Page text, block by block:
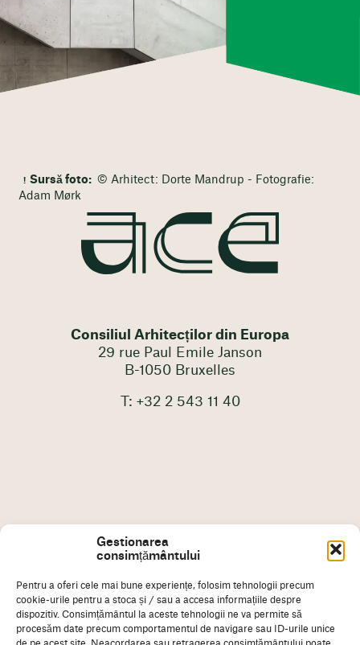
Gestionarea
consimțământului
Pentru a oferi cele mai bune experiențe, folosim tehnologii precum
cookie-urile pentru a stoca și / sau a accesa informațiile despre
dispozitiv. Consimțământul la aceste tehnologii ne va permite să
procesăm date precum comportamentul de navigare sau ID-urile unice
Sursă foto: © Arhitect: Dorte Mandrup - Fotografie:
Adam Mørk
Consiliul Arhitecților din Europa
29 rue Paul Emile Janson
B-1050 Bruxelles
T: +32 2 543 11 40